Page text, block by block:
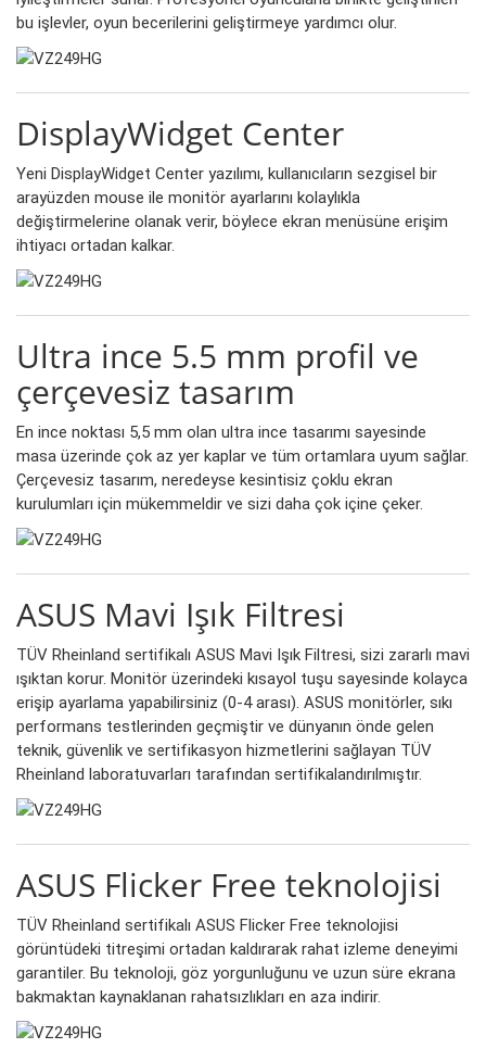
bu işlevler, oyun becerilerini geliştirmeye yardımcı olur.
DisplayWidget Center
Yeni DisplayWidget Center yazılımı, kullanıcıların sezgisel bir
arayüzden mouse ile monitör ayarlarını kolaylıkla
değiştirmelerine olanak verir, böylece ekran menüsüne erişim
ihtiyacı ortadan kalkar.
Ultra ince 5.5 mm profil ve
çerçevesiz tasarım
En ince noktası 5,5 mm olan ultra ince tasarımı sayesinde
masa üzerinde çok az yer kaplar ve tüm ortamlara uyum sağlar.
Çerçevesiz tasarım, neredeyse kesintisiz çoklu ekran
kurulumları için mükemmeldir ve sizi daha çok içine çeker.
ASUS Mavi Işık Filtresi
TÜV Rheinland sertifikalı ASUS Mavi Işık Filtresi, sizi zararlı mavi
ışıktan korur. Monitör üzerindeki kısayol tuşu sayesinde kolayca
erişip ayarlama yapabilirsiniz (0-4 arası). ASUS monitörler, sıkı
performans testlerinden geçmiştir ve dünyanın önde gelen
teknik, güvenlik ve sertifikasyon hizmetlerini sağlayan TÜV
Rheinland laboratuvarları tarafından sertifikalandırılmıştır.
ASUS Flicker Free teknolojisi
TÜV Rheinland sertifikalı ASUS Flicker Free teknolojisi
görüntüdeki titreşimi ortadan kaldırarak rahat izleme deneyimi
garantiler. Bu teknoloji, göz yorgunluğunu ve uzun süre ekrana
bakmaktan kaynaklanan rahatsızlıkları en aza indirir.